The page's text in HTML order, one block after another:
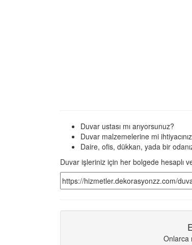
Duvar ustası mı arıyorsunuz?
Duvar malzemelerine mi
Daire, ofis, dükkan, yada bir
Duvar işleriniz için her bolgede hesaplı
Onlarca